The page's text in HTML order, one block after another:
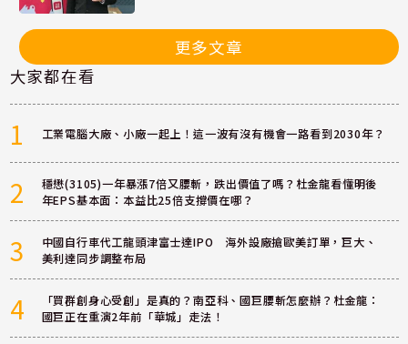
更多文章
大家都在看
1 工業電腦大廠、小廠一起上！這一波有沒有機會一路看到2030年？
2
穩懋(3105)一年暴漲7倍又腰斬，跌出價值了嗎？杜金龍看懂明後
年EPS基本面：本益比25倍支撐價在哪？
3
中國自行車代工龍頭津富士達IPO 海外設廠搶歐美訂單，巨大、
美利達同步調整布局
4
「買群創身心受創」是真的？南亞科、國巨腰斬怎麼辦？杜金龍：
國巨正在重演2年前「華城」走法！